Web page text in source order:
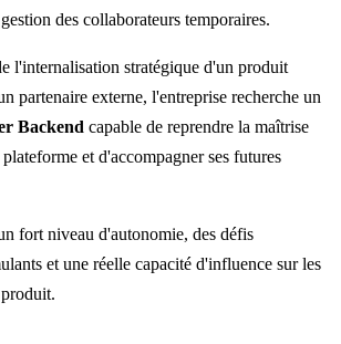
des collaborateurs temporaires.
l'internalisation stratégique d'un produit
partenaire externe, l'entreprise recherche un
Backend capable de reprendre la maîtrise
et d'accompagner ses futures
fort niveau d'autonomie, des défis
et une réelle capacité d'influence sur les